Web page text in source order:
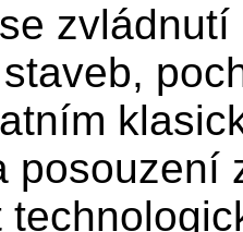
posouzení